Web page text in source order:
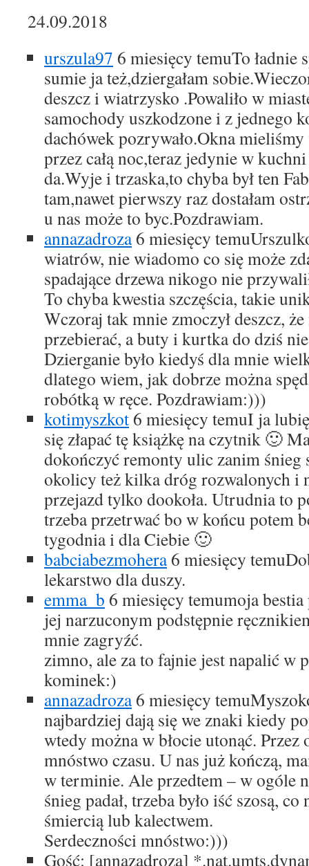
24.09.2018
urszula97 6 miesięcy temuTo ładnie
sumie ja też,dziergałam
deszcz i wiatrzysko .Powaliło w
samochody uszkodzone i z jednego
dachówek pozrywało.Okna
przez całą noc,teraz jedynie w
da.Wyje i trzaska,to chyba był ten
tam,nawet pierwszy raz dostałam
u nas może to byc.Pozdrawiam.
annazadroza 6 miesięcy temu
wiatrów, nie wiadomo co się może
spadające drzewa nikogo nie
To chyba kwestia szczęścia, takie
Wczoraj tak mnie zmoczył deszcz, że
przebierać, a buty i kurtka do dziś
Dzierganie było kiedyś dla mnie
dlatego wiem, jak dobrze można
robótką w ręce. Pozdrawiam:)))
kotimyszkot 6 miesięcy temuI ja
się złapać tę książkę na czytnik 🙂
dokończyć remonty ulic zanim śnieg
okolicy też kilka dróg rozwalonych i
przejazd tylko dookoła. Utrudnia to
trzeba przetrwać bo w końcu potem
tygodnia i dla Ciebie 🙂
babciabezmohera 6 miesięcy temu
lekarstwo dla duszy.
emma_b 6 miesięcy temumoja
jej narzuconym podstępnie
mnie zagryźć.
zimno, ale za to fajnie jest napalić w
kominek:)
annazadroza 6 miesięcy temu
najbardziej dają się we znaki kiedy
wtedy można w błocie utonąć. Przez
mnóstwo czasu. U nas już kończą,
w terminie. Ale przedtem – w ogóle
śnieg padał, trzeba było iść szosą,
śmiercią lub kalectwem.
Serdeczności mnóstwo:)))
Gość: [annazadroza]